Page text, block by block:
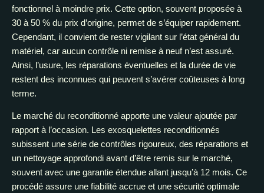
fonctionnel à moindre prix. Cette option, souvent proposée à
30 à 50 % du prix d’origine, permet de s’équiper rapidement.
Cependant, il convient de rester vigilant sur l’état général du
matériel, car aucun contrôle ni remise à neuf n’est assuré.
Ainsi, l’usure, les réparations éventuelles et la durée de vie
restent des inconnues qui peuvent s’avérer coûteuses à long
terme.
Le marché du reconditionné apporte une valeur ajoutée par
rapport à l’occasion. Les exosquelettes reconditionnés
subissent une série de contrôles rigoureux, des réparations et
un nettoyage approfondi avant d’être remis sur le marché,
souvent avec une garantie étendue allant jusqu’à 12 mois. Ce
procédé assure une fiabilité accrue et une sécurité optimale